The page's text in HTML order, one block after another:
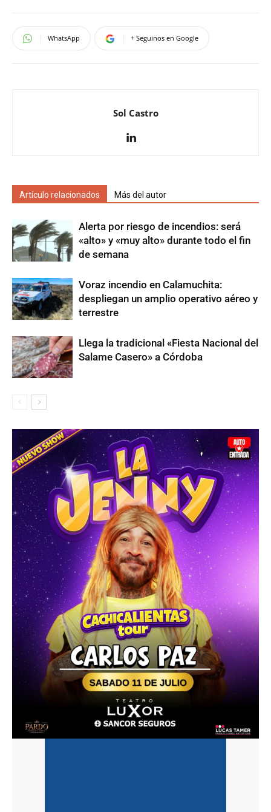
WhatsApp + Seguinos en Google
Sol Castro
Artículo relacionados Más del autor
Alerta por riesgo de incendios: será
«alto» y «muy alto» durante todo el fin
de semana
Voraz incendio en Calamuchita:
despliegan un amplio operativo aéreo y
terrestre
Llega la tradicional «Fiesta Nacional del
Salame Casero» a Córdoba